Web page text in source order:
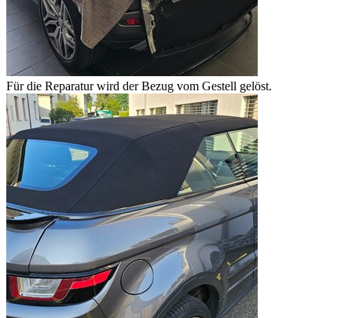
Für die Reparatur wird der Bezug vom Gestell gelöst.